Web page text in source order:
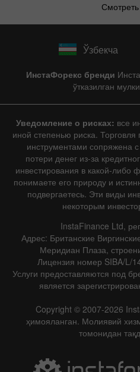
Ўзбекча
ИнстаФорекс бренди
ўтказилган
Уведомление о рисках: все
иной степенью риска.
инструментами сопряжена
потери денег из-за
инвестирования в какой-либо
понимаете его природу и
подвергаетесь. Эти виды
некоторым
InstaFinance Ltd,
Адрес: Британские
Меридиан Плаза,
Лицензия номер SIBA/L/
Услуги предоставляются под
является
Copyright © 2007-2026
ҳимояланган. Молиявий
томонидан